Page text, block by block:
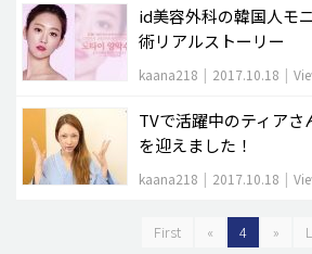
id美容外科の韓国人モ
術リアルストーリー
kaana218 | 2017.10.18 |
TVで活躍中のティアさ
を迎えました！
kaana218 | 2017.10.18 |
First « 4 »